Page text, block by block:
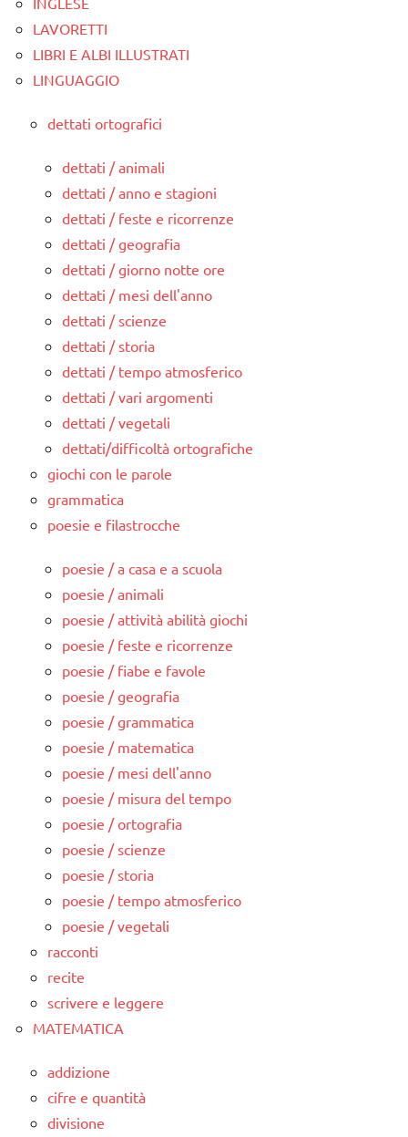
LAVORETTI
LIBRI E ALBI ILLUSTRATI
LINGUAGGIO
dettati ortografici
dettati / animali
dettati / anno e stagioni
dettati / feste e ricorrenze
dettati / geografia
dettati / giorno notte ore
dettati / mesi dell'anno
dettati / scienze
dettati / storia
dettati / tempo atmosferico
dettati / vari argomenti
dettati / vegetali
dettati/difficoltà ortografiche
giochi con le parole
grammatica
poesie e filastrocche
poesie / a casa e a scuola
poesie / animali
poesie / attività abilità giochi
poesie / feste e ricorrenze
poesie / fiabe e favole
poesie / geografia
poesie / grammatica
poesie / matematica
poesie / mesi dell'anno
poesie / misura del tempo
poesie / ortografia
poesie / scienze
poesie / storia
poesie / tempo atmosferico
poesie / vegetali
racconti
recite
scrivere e leggere
MATEMATICA
addizione
cifre e quantità
divisione